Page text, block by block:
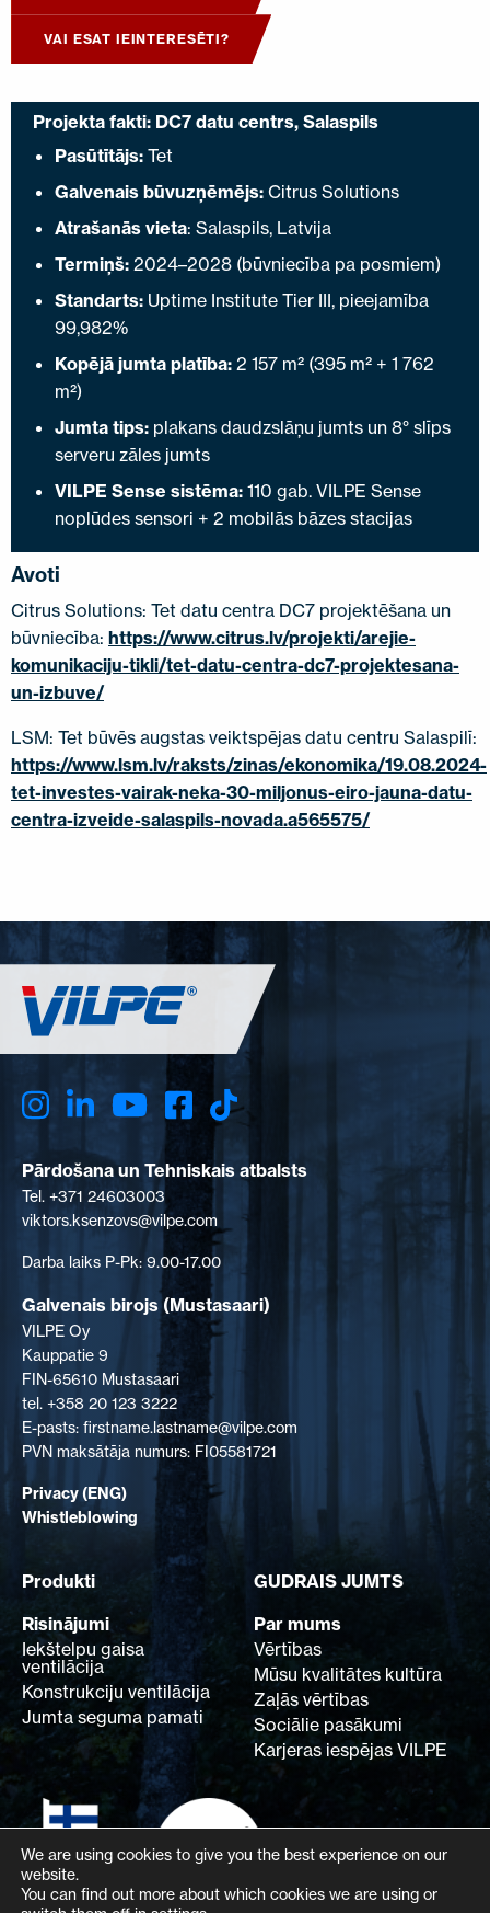
VAI ESAT IEINTERESĒTI?
Projekta fakti: DC7 datu centrs, Salaspils
Pasūtītājs: Tet
Galvenais būvuzņēmējs: Citrus Solutions
Atrašanās vieta: Salaspils, Latvija
Termiņš: 2024–2028 (būvniecība pa posmiem)
Standarts: Uptime Institute Tier III, pieejamība
99,982%
Kopējā jumta platība: 2 157 m² (395 m² + 1 762
m²)
Jumta tips: plakans daudzslāņu jumts un 8° slīps
serveru zāles jumts
VILPE Sense sistēma: 110 gab. VILPE Sense
noplūdes sensori + 2 mobilās bāzes stacijas
Avoti
Citrus Solutions: Tet datu centra DC7 projektēšana un
būvniecība: https://www.citrus.lv/projekti/arejie-
komunikaciju-tikli/tet-datu-centra-dc7-projektesana-
un-izbuve/
LSM: Tet būvēs augstas veiktspējas datu centru Salaspilī:
https://www.lsm.lv/raksts/zinas/ekonomika/19.08.2024-
tet-investes-vairak-neka-30-miljonus-eiro-jauna-datu-
centra-izveide-salaspils-novada.a565575/
Pārdošana un Tehniskais atbalsts
Tel. +371 24603003
viktors.ksenzovs@vilpe.com
Darba laiks P-Pk: 9.00-17.00
Galvenais birojs (Mustasaari)
VILPE Oy
Kauppatie 9
FIN-65610 Mustasaari
tel. +358 20 123 3222
E-pasts: firstname.lastname@vilpe.com
PVN maksātāja numurs: FI05581721
Privacy (ENG)
Whistleblowing
Produkti
GUDRAIS JUMTS
Risinājumi
Iekštelpu gaisa
ventilācija
Konstrukciju ventilācija
Jumta seguma pamati
Par mums
Vērtības
Mūsu kvalitātes kultūra
Zaļās vērtības
Sociālie pasākumi
Karjeras iespējas VILPE
We are using cookies to give you the best experience on our
website.
You can find out more about which cookies we are using or